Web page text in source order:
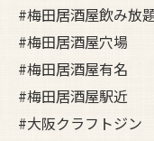
#梅田居酒屋飲み放
#梅田居酒屋穴場
#梅田居酒屋有名
#梅田居酒屋駅近
#大阪クラフトジン